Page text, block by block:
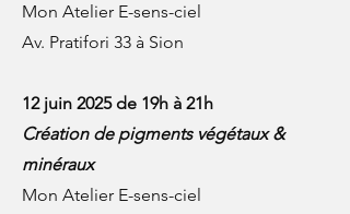
Mon Atelier E-sens-ciel
Av. Pratifori 33 à Sion
12 juin 2025 de 19h à 21h
Création de pigments végétaux &
minéraux
Mon Atelier E-sens-ciel